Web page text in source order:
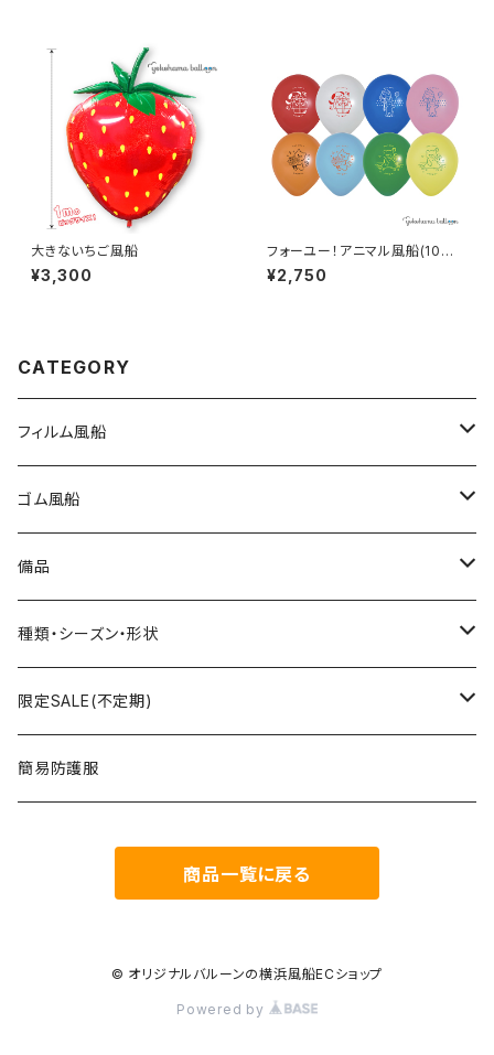
大きないちご風船
¥3,300
フォーユー！アニマル風船(100
個)
¥2,750
CATEGORY
フィルム風船
大きな風船
組立3Dバルーン
文字数字バルーン
おはなバルーン
ODDバルーン
キャンバスバルーン
ポラリス(Polaris Film Balloon)
ゴム風船
プリント有り
プリント無し
セット・キット商品
備品
備品
スティック
ポンプ
クリップ
種類・シーズン・形状
おえかき
どうぶつ
限定SALE(不定期)
フィルム風船
簡易防護服
商品一覧に戻る
© オリジナルバルーンの横浜風船ECショップ
Powered by